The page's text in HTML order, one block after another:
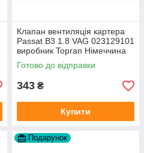
Клапан вентиляція картера
Passat B3 1.8 VAG 023129101
виробник Topran Німеччина
Готово до відправки
343 ₴
Купити
Подарунок